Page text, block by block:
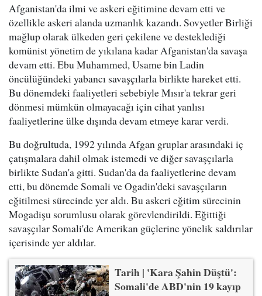
Afganistan'da ilmi ve askeri eğitimine devam etti ve
özellikle askeri alanda uzmanlık kazandı. Sovyetler Birliği
mağlup olarak ülkeden geri çekilene ve desteklediği
komünist yönetim de yıkılana kadar Afganistan'da savaşa
devam etti. Ebu Muhammed, Usame bin Ladin
öncülüğündeki yabancı savaşçılarla birlikte hareket etti.
Bu dönemdeki faaliyetleri sebebiyle Mısır'a tekrar geri
dönmesi mümkün olmayacağı için cihat yanlısı
faaliyetlerine ülke dışında devam etmeye karar verdi.
Bu doğrultuda, 1992 yılında Afgan gruplar arasındaki iç
çatışmalara dahil olmak istemedi ve diğer savaşçılarla
birlikte Sudan'a gitti. Sudan'da da faaliyetlerine devam
etti, bu dönemde Somali ve Ogadin'deki savaşçıların
eğitilmesi sürecinde yer aldı. Bu askeri eğitim sürecinin
Mogadişu sorumlusu olarak görevlendirildi. Eğittiği
savaşçılar Somali'de Amerikan güçlerine yönelik saldırılar
içerisinde yer aldılar.
Tarih | 'Kara Şahin Düştü':
Somali'de ABD'nin 19 kayıp